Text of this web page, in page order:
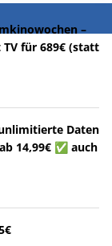
–
TV für 689€ (statt
Daten
14,99€ ✅ auch